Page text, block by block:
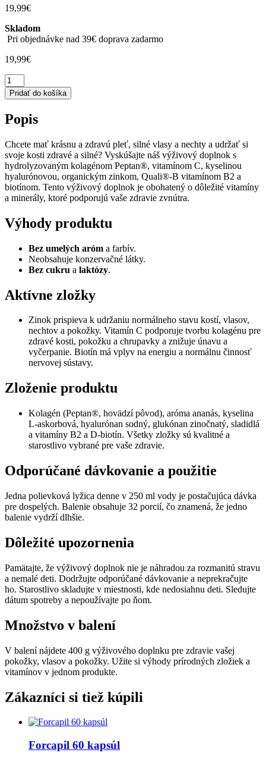
19,99€
Skladom
Pri objednávke nad 39€ doprava zadarmo
19,99€
množstvo
JUTAVIT
Kolagén
g
Hyalurón
komplex
ananás
prášok
400
g
Pridať do košíka
Popis
Chcete mať krásnu a zdravú pleť, silné vlasy a nechty a udržať si
svoje kosti zdravé a silné? Vyskúšajte náš výživový doplnok s
hydrolyzovaným kolagénom Peptan®, vitamínom C, kyselinou
hyalurónovou, organickým zinkom, Quali®-B vitamínom B2 a
biotínom. Tento výživový doplnok je obohatený o dôležité vitamíny
a minerály, ktoré podporujú vaše zdravie zvnútra.
Výhody produktu
Bez umelých aróm a farbív.
Neobsahuje konzervačné látky.
Bez cukru a laktózy.
Aktívne zložky
Zinok prispieva k udržaniu normálneho stavu kostí, vlasov,
nechtov a pokožky. Vitamín C podporuje tvorbu kolagénu pre
zdravé kosti, pokožku a chrupavky a znižuje únavu a
vyčerpanie. Biotín má vplyv na energiu a normálnu činnosť
nervovej sústavy.
Zloženie produktu
Kolagén (Peptan®, hovädzí pôvod), aróma ananás, kyselina
L-askorbová, hyalurónan sodný, glukónan zinočnatý, sladidlá
a vitamíny B2 a D-biotín. Všetky zložky sú kvalitné a
starostlivo vybrané pre vaše zdravie.
Odporúčané dávkovanie a použitie
Jedna polievková lyžica denne v 250 ml vody je postačujúca dávka
pre dospelých. Balenie obsahuje 32 porcií, čo znamená, že jedno
balenie vydrží dlhšie.
Dôležité upozornenia
Pamätajte, že výživový doplnok nie je náhradou za rozmanitú stravu
a nemalé deti. Dodržujte odporúčané dávkovanie a neprekračujte
ho. Starostlivo skladujte v miestnosti, kde nedosiahnu deti. Sledujte
dátum spotreby a nepoužívajte po ňom.
Množstvo v balení
V balení nájdete 400 g výživového doplnku pre zdravie vašej
pokožky, vlasov a pokožky. Užite si výhody prírodných zložiek a
vitamínov v jednom produkte.
Zákazníci si tiež kúpili
Forcapil 60 kapsúl